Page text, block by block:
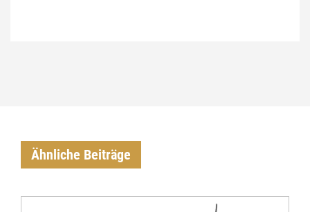
Ähnliche Beiträge